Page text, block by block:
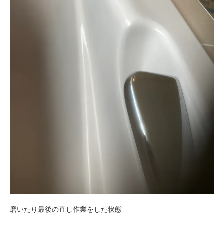
磨いたり最後の直し作業をした状態